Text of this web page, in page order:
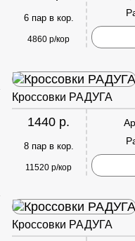
6 пар в кор.
4860 р/кор
Кроссовки РАДУГА
1440 р.
8 пар в кор.
11520 р/кор
Кроссовки РАДУГА